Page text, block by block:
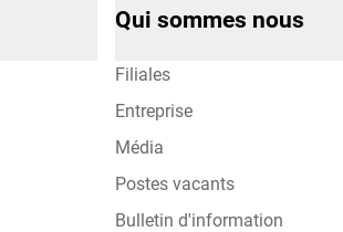
Qui sommes nous
Filiales
Entreprise
Média
Postes vacants
Bulletin d'information